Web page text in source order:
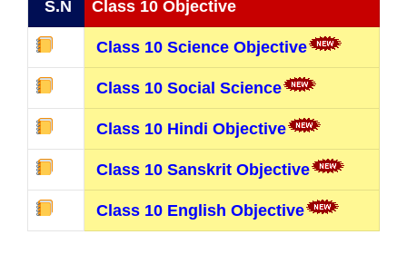
S.N Class 10 Objective
Class 10 Science Objective
Class 10 Social Science
Class 10 Hindi Objective
Class 10 Sanskrit Objective
Class 10 English Objective